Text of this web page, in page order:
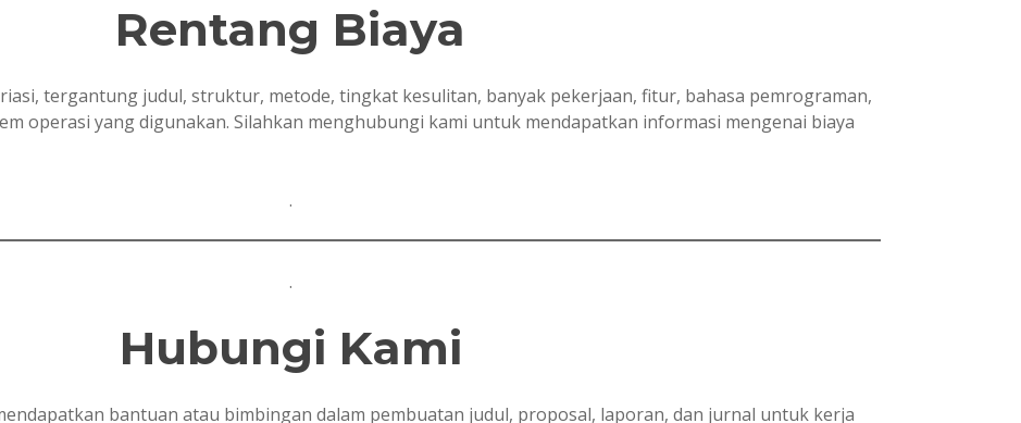
Rentang Biaya
tergantung judul, struktur, metode, tingkat kesulitan, banyak pekerjaan, fitur, bahasa pemrograman,
operasi yang digunakan. Silahkan menghubungi kami untuk mendapatkan informasi mengenai biaya
.
.
Hubungi Kami
bantuan atau bimbingan dalam pembuatan judul, proposal, laporan, dan jurnal untuk kerja